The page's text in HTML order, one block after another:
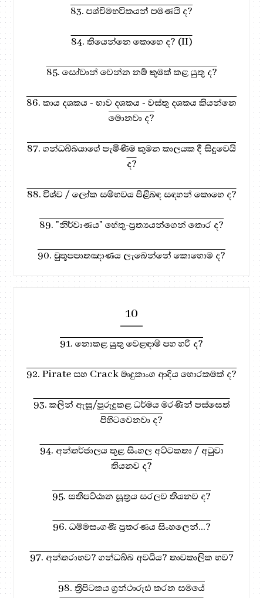
83. පශ්චිමභවිකයන් පමණයි ද?
84. තියෙන්නෙ කොහෙ ද? (II)
85. සෝවාන් වෙන්න නම් කුමක් කළ යුතු ද?
86. කාය දශකය - භාව දශකය - වස්තු දශකය කියන්නෙ
මොනවා ද?
87. ගන්ධබ්බයාගේ පැමිණීම කුමන කාලයක දී සිදුවෙයි
ද?
88. විශ්ව / ලෝක සම්භවය පිළිබඳ සඳහන් කොහෙ ද?
89. "නිර්වාණය" හේතු-ප්‍රත්‍යයන්ගෙන් තොර ද?
90. චුතූපපාතඤාණය ලැබෙන්නේ කොහොම ද?
10
91. නොකළ යුතු වෙළඳාම් පහ හරි ද?
92. Pirate සහ Crack මෘදුකාංග ආදිය හොරකමක් ද?
93. කලින් ඇසූ/පුරුදුකළ ධර්මය මරණින් පස්සෙත්
පිහිටවෙනවා ද?
94. අන්තර්ජාලය තුළ සිංහල අට්ටකතා / අටුවා
තියනව ද?
95. සතිපට්ඨාන සූත්‍රය සරලව තියනව ද?
96. ධම්මසංගණී ප්‍රකරණය සිංහලෙන්...?
97. අන්තරාභව? ගන්ධබ්බ අවධිය? තාවකාලික භව?
98. ත්‍රිපිටකය ග්‍රන්ථාරූඪ කරන සමයේ